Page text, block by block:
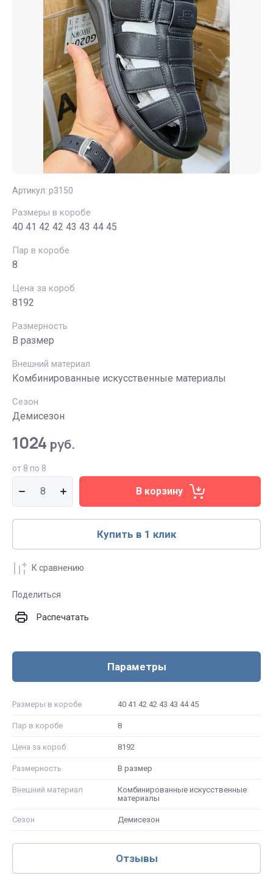
Артикул: р3150
Размеры в коробе
40 41 42 42 43 43 44 45
Пар в коробе
8
Цена за короб
8192
Размерность
В размер
Внешний материал
Комбинированные искусственные материалы
Сезон
Демисезон
1024 руб.
от 8 по 8
В корзину
Купить в 1 клик
К сравнению
Поделиться
Распечатать
Параметры
Размеры в коробе 40 41 42 42 43 43 44 45
Пар в коробе 8
Цена за короб 8192
Размерность В размер
Внешний материал
Комбинированные искусственные
материалы
Сезон Демисезон
Отзывы